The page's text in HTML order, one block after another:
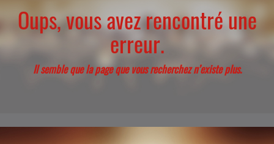
Oups, vous avez rencontré une
erreur.
Il semble que la page que vous recherchez n’existe plus.